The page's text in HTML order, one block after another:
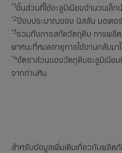
*1ชิ้นส่วนที่ใช้อะลูมิเนียมจำนวนเล็
*2ปีงบประมาณของ นิสสัน มอเตอ
*3รวมถึงการสกัดวัตถุดิบ การผลิต
พาหนะที่หมดอายุการใช้งานกลับมา
*4อัตราส่วนของวัตถุดิบอะลูมิเนีย
จากถ่านหิน
สำหรับข้อมูลเพิ่มเติมเกี่ยวกับผลิต